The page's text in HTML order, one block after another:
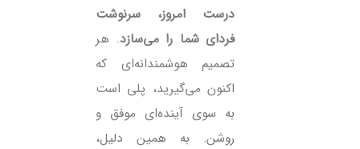
درست امروز، سرنوشت
فردای شما را می‌سازد. هر
تصمیم هوشمندانه‌ای که
اکنون می‌گیرید، پلی است
به سوی آینده‌ای موفق و
روشن. به همین دلیل،